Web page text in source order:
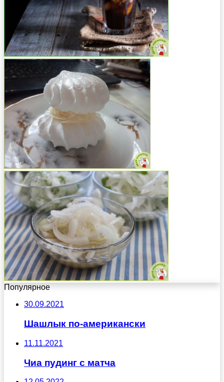
Популярное
30.09.2021
Шашлык по-американски
11.11.2021
Чиа пудинг с матча